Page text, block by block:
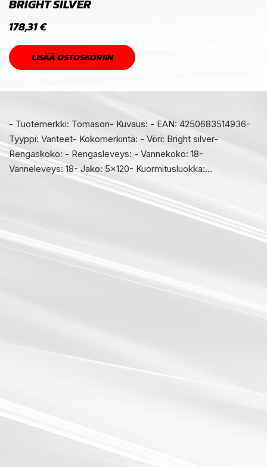
BRIGHT SILVER
178,31€
LISÄÄ OSTOSKORIIN
- Tuotemerkki: Tomason- Kuvaus: - EAN: 4250683514936-
Tyyppi: Vanteet- Kokomerkintä: - Vöri: Bright silver-
Rengaskoko: - Rengasleveys: - Vannekoko: 18-
Vanneleveys: 18- Jako: 5x120- Kuormitusluokka:…